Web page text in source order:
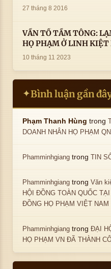
27 tháng 8 2016
VẤN TỔ TẦM TÔNG:
HỌ PHẠM Ở LINH KIỆT
10 tháng 11 2023
✦Bình luận gần
Phạm Thanh Hùng trong
DOANH NHÂN HỌ PHẠM
Phamminhgiang trongTIN
Phamminhgiang trongVăn
HỘI ĐỒNG TOÀN QUỐC
ĐỒNG HỌ PHẠM VIỆT NAM
Phamminhgiang trongĐẠI
HỌ PHẠM VN ĐÃ THÀNH